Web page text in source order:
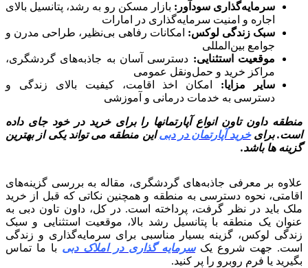
سرمایه‌گذاری سودآور: بازار مسکن رو به رشد، پتانسیل بالای
اجاره و امنیت سرمایه‌گذاری در امارات
سبک زندگی لوکس: امکانات رفاهی بی‌نظیر، طراحی مدرن و
جوامع بین‌المللی
موقعیت استثنایی: دسترسی آسان به جاذبه‌های گردشگری،
مراکز خرید و حمل‌ونقل عمومی
سایر مزایا: امکان اخذ اقامت، کیفیت بالای زندگی و
دسترسی به خدمات درمانی و آموزشی
منطقه داون تاون انواع آپارتمانها را برای خرید در خود جای داده
است. برایخرید آپارتمان در دبیاین منطقه می تواند یکی از بهترین
گزینه ها باشد.
علاوه بر معرفی جاذبه‌های گردشگری، مقاله به بررسی گزینه‌های
اقامتی، نحوه دسترسی به منطقه و همچنین نکاتی که قبل از خرید
ملک باید در نظر گرفت، پرداخته است. در کل، داون تاون دبی به
عنوان یک منطقه با پتانسیل رشد بالا، موقعیت استثنایی و سبک
زندگی لوکس، گزینه بسیار مناسبی برای سرمایه‌گذاری و زندگی
است. جهت شروع یکسرمایه گذاری در املاک دبی با ما تماس
بگیرید یا فرم روبرو را پر کنید.